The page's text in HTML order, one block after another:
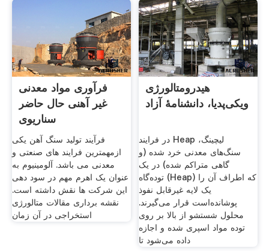
فرآوری مواد معدنی
غیر آهنی حال حاضر
سناریوی
فرآیند تولید سنگ آهن یکی
ازمهمترین فرایند های صنعتی و
معدنی می باشد. آلومینیوم به
عنوان یک اهرم مهم در سود دهی
این شرکت ها نقش داشته است.
نقشه برداری مقالات متالورژی
استخراجی در آن زمان
هیدرومتالورژی
ویکی‌پدیا، دانشنامهٔ آزاد
در فرایند Heap لیچینگ،
سنگ‌های معدنی خرد شده (و
گاهی متراکم شده) در یک
توده‌گاه (Heap) که اطراف آن را
یک لایه غیرقابل نفوذ
پوشانده‌است قرار می‌گیرند.
محلول شستشو از بالا بر روی
توده مواد اسپری شده و اجازه
داده می‌شود تا